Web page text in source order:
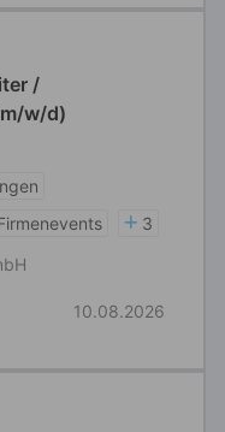
/
w/d)
3
10.08.2026